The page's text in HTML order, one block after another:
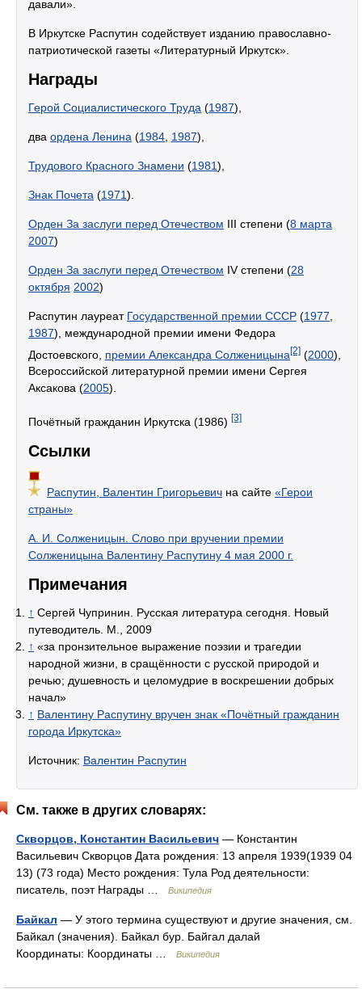
давали».
В Иркутске Распутин содействует изданию православно-
патриотической газеты «Литературный Иркутск».
Награды
Герой Социалистического Труда (1987),
два ордена Ленина (1984 1987),
Трудового Красного Знамени (1981),
Знак Почета (1971).
Орден За заслуги перед Отечеством III степени (8 марта
2007)
Орден За заслуги перед Отечеством IV степени (28
октября 2002)
Распутин лауреат Государственной премии СССР (1977
1987), международной премии имени Федора
Достоевского, премии Александра Солженицына[2] (2000),
Всероссийской литературной премии имени Сергея
Аксакова (2005).
Почётный гражданин Иркутска (1986) [3]
Ссылки
Распутин, Валентин Григорьевич на сайте «Герои
страны»
А. И. Солженицын. Слово при вручении премии
Солженицына Валентину Распутину 4 мая 2000 г.
Примечания
↑ Сергей Чупринин. Русская литература сегодня. Новый
путеводитель. М., 2009
↑ «за пронзительное выражение поэзии и трагедии
народной жизни, в сращённости с русской природой и
речью; душевность и целомудрие в воскрешении добрых
начал»
↑ Валентину Распутину вручен знак «Почётный гражданин
города Иркутска»
Источник: Валентин Распутин
См. также в других словарях:
Скворцов, Константин Васильевич — Константин
Васильевич Скворцов Дата рождения: 13 апреля 1939(1939 04
13) (73 года) Место рождения: Тула Род деятельности:
писатель, поэт Награды …
Википедия
Байкал — У этого термина существуют и другие значения, см.
Байкал (значения). Байкал бур. Байгал далай
Координаты: Координаты …
Википедия